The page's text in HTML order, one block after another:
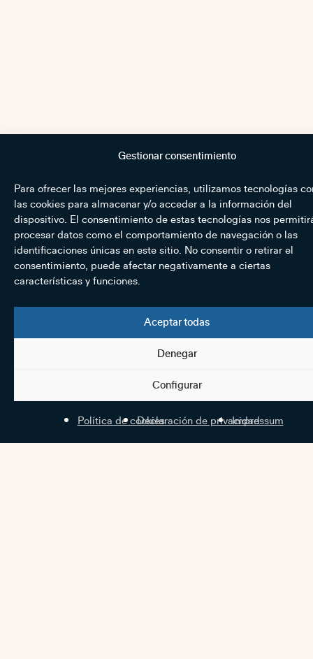
Gestionar consentimiento
Para ofrecer las mejores experiencias, utilizamos tecnologías
las cookies para almacenar y/o acceder a la información del
dispositivo. El consentimiento de estas tecnologías nos
procesar datos como el comportamiento de navegación o las
identificaciones únicas en este sitio. No consentir o retirar el
consentimiento, puede afectar negativamente a ciertas
características y funciones.
Aceptar todas
Denegar
Configurar
Política de cookiesDeclaración de privacidad
Impressum